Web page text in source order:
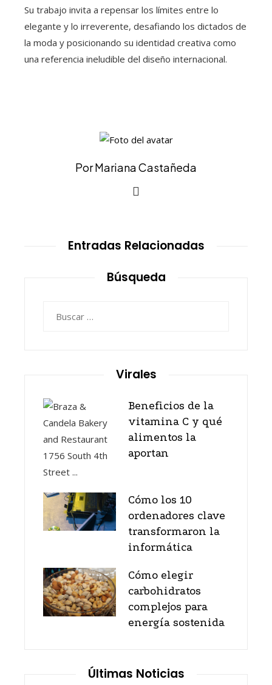
Su trabajo invita a repensar los límites entre lo
elegante y lo irreverente, desafiando los dictados de
la moda y posicionando su identidad creativa como
una referencia ineludible del diseño internacional.
Por Mariana Castañeda
Entradas Relacionadas
Búsqueda
Virales
Beneficios de la
vitamina C y qué
alimentos la
aportan
Cómo los 10
ordenadores clave
transformaron la
informática
Cómo elegir
carbohidratos
complejos para
energía sostenida
Últimas Noticias